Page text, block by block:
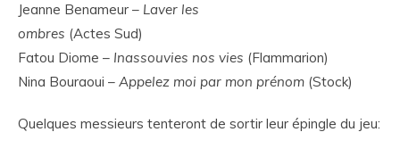
Jeanne Benameur – Laver les
ombres (Actes Sud)
Fatou Diome – Inassouvies nos vies (Flammarion)
Nina Bouraoui – Appelez moi par mon prénom (Stock)
Quelques messieurs tenteront de sortir leur épingle du jeu: